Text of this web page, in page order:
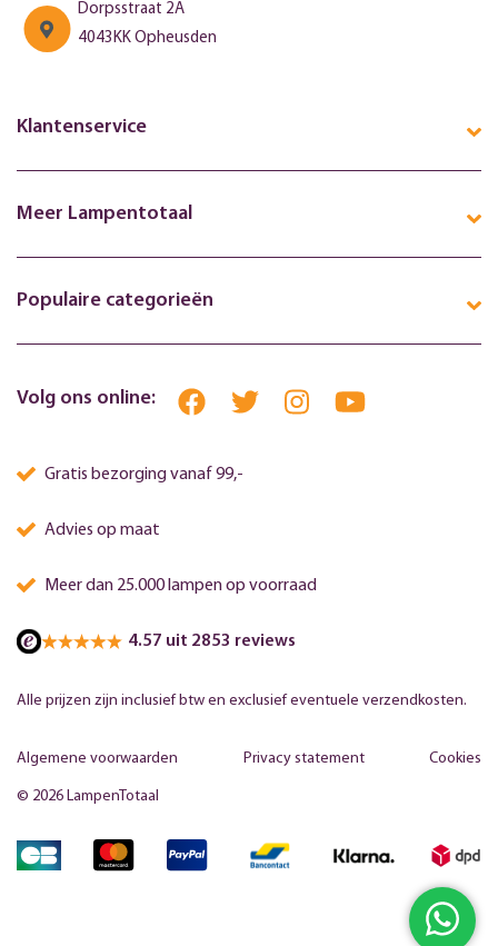
Dorpsstraat 2A
4043KK Opheusden
Klantenservice
Meer Lampentotaal
Populaire categorieën
Volg ons online:
Gratis bezorging vanaf 99,-
Advies op maat
Meer dan 25.000 lampen op voorraad
4.57 uit 2853 reviews
Alle prijzen zijn inclusief btw en exclusief eventuele verzendkosten.
© 2026 LampenTotaal
Algemene voorwaarden Privacy statement Cookies